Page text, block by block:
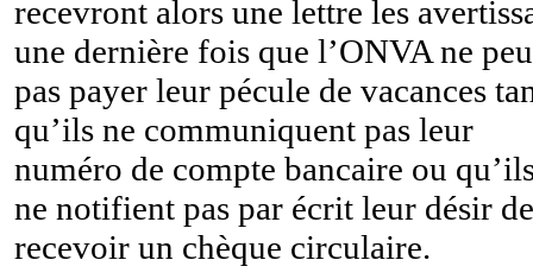
recevront alors une lettre les
une dernière fois que l’ONVA ne
pas payer leur pécule de vacances
qu’ils ne communiquent pas leur
numéro de compte bancaire ou
ne notifient pas par écrit leur désir de
recevoir un chèque circulaire.